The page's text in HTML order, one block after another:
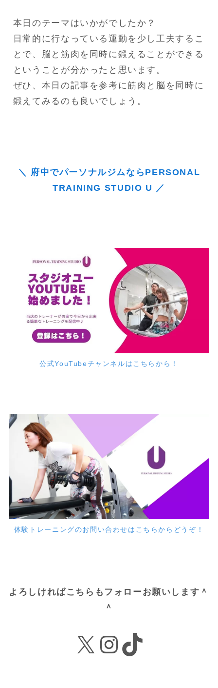
本日のテーマはいかがでしたか？
日常的に行なっている運動を少し工夫するこ
とで、脳と筋肉を同時に鍛えることができる
ということが分かったと思います。
ぜひ、本日の記事を参考に筋肉と脳を同時に
鍛えてみるのも良いでしょう。
＼ 府中でパーソナルジムならPERSONAL
TRAINING STUDIO U ／
公式YouTubeチャンネルはこちらから！
体験トレーニングのお問い合わせはこちらからどうぞ！
よろしければこちらもフォローお願いします＾
＾
X Instagram
TikTok